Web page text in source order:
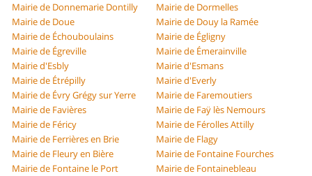
Mairie de Donnemarie Dontilly
Mairie de Dormelles
Mairie de Doue
Mairie de Douy la Ramée
Mairie de Échouboulains
Mairie de Égligny
Mairie de Égreville
Mairie de Émerainville
Mairie d'Esbly
Mairie d'Esmans
Mairie de Étrépilly
Mairie d'Everly
Mairie de Évry Grégy sur Yerre
Mairie de Faremoutiers
Mairie de Favières
Mairie de Faÿ lès Nemours
Mairie de Féricy
Mairie de Férolles Attilly
Mairie de Ferrières en Brie
Mairie de Flagy
Mairie de Fleury en Bière
Mairie de Fontaine Fourches
Mairie de Fontaine le Port
Mairie de Fontainebleau